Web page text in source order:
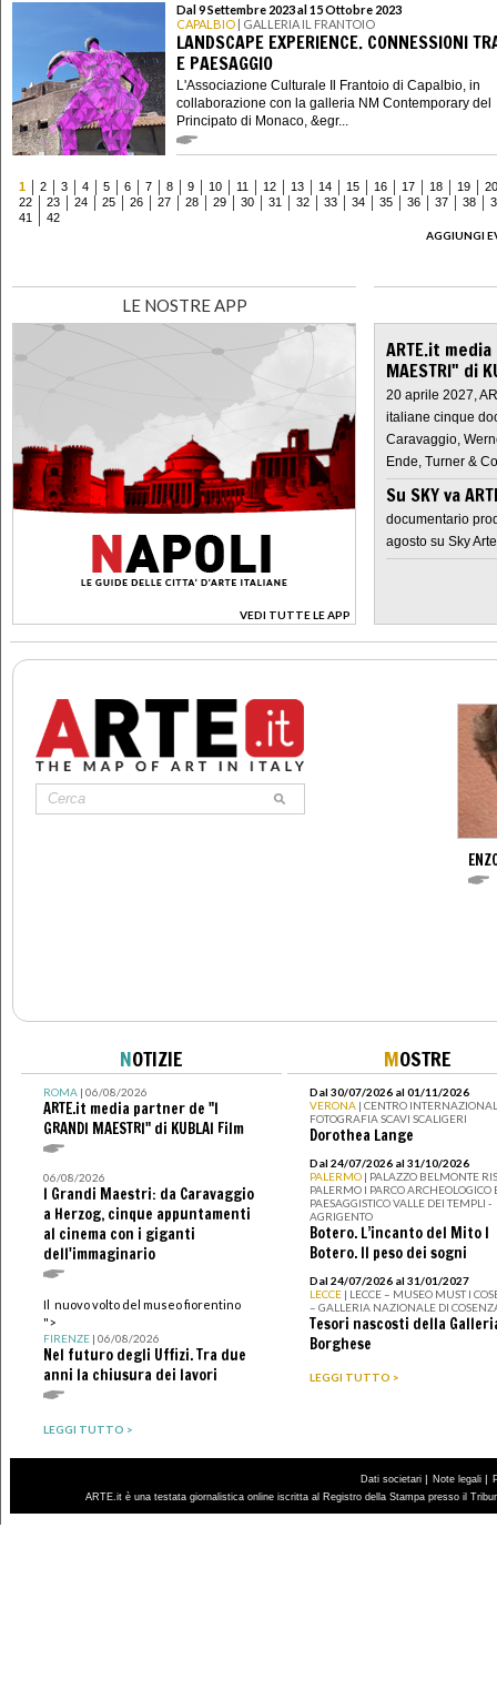
Dal 9 Settembre 2023 al 15 Ottobre 2023
CAPALBIO | GALLERIA IL FRANTOIO
LANDSCAPE EXPERIENCE. CONNESSIONI
E PAESAGGIO
L'Associazione Culturale Il Frantoio di Capalbio, in
collaborazione con la galleria NM Contemporary del
Principato di Monaco, &egr...
1 2 3 4 5 6 7 8 9 10 11 12 13 14 15 16 17 18 19
20
22
23 24 25 26 27 28 29 30 31 32 33 34 35 36 37 38
41
42
AGGIUNGI
LE NOSTRE APP
VEDI TUTTE LE APP
>
ARTE.it
MAESTRI" di
20 aprile 2027,
italiane cinque
Caravaggio,
Ende, Turner &
Su SKY va
documentario
agosto su Sky Arte
NOTIZIE
ROMA| 06/08/2026
ARTE.it media partner de "I
GRANDI MAESTRI" di KUBLAI Film
06/08/2026
I Grandi Maestri: da Caravaggio
a Herzog, cinque appuntamenti
al cinema con i giganti
dell'immaginario
Il nuovo volto del museo fiorentino
">
FIRENZE| 06/08/2026
Nel futuro degli Uffizi. Tra due
anni la chiusura dei lavori
LEGGI TUTTO >
MOSTRE
Dal 30/07/2026 al 01/11/2026
VERONA | CENTRO
FOTOGRAFIA SCAVI SCALIGERI
Dorothea Lange
Dal 24/07/2026 al 31/10/2026
PALERMO | PALAZZO BELMONTE
PALERMO I PARCO ARCHEOLOGICO
PAESAGGISTICO VALLE DEI TEMPLI -
AGRIGENTO
Botero. L’incanto del Mito I
Botero. Il peso dei sogni
Dal 24/07/2026 al 31/01/2027
LECCE | LECCE – MUSEO MUST I
– GALLERIA NAZIONALE DI
Tesori nascosti della
Borghese
LEGGI TUTTO >
Dati societari | Note legali |
ARTE.it è una testata giornalistica online iscritta al Registro della Stampa presso il